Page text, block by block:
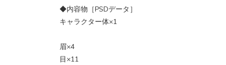
◆内容物［PSDデータ］
キャラクター体×1
眉×4
目×11